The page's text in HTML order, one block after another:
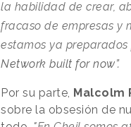
la habilidad de crear,
fracaso de empresas y
estamos ya preparados
Network built for now”.
Por su parte, Malcolm
sobre la obsesión de